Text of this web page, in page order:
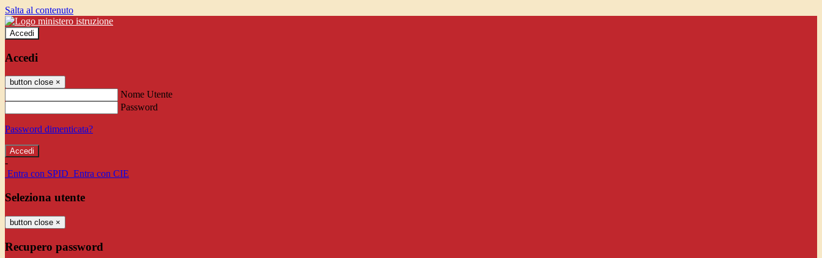
Salta al contenuto
Accedi
Accedi
button close ×
Nome Utente
Password
Password dimenticata?
-
Entra con SPID Entra con CIE
Seleziona utente
button close ×
Recupero password